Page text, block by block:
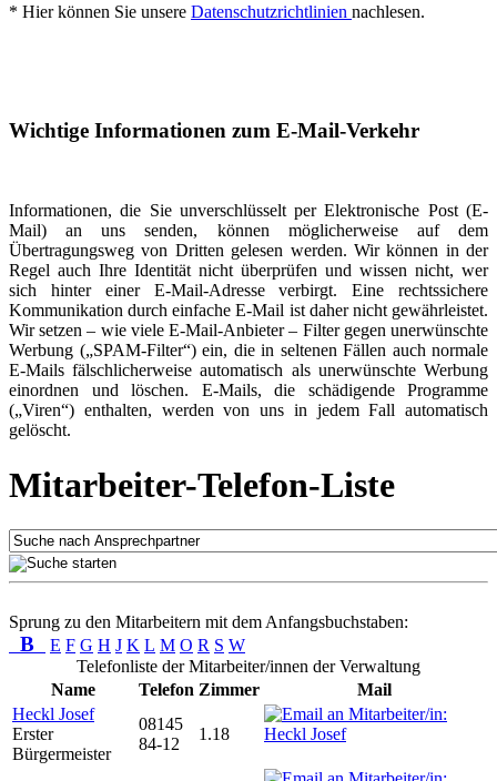
* Hier können Sie unsere Datenschutzrichtlinien nachlesen.
Wichtige Informationen zum E-Mail-Verkehr
Informationen, die Sie unverschlüsselt per Elektronische Post (E-
Mail) an uns senden, können möglicherweise auf dem
Übertragungsweg von Dritten gelesen werden. Wir können in der
Regel auch Ihre Identität nicht überprüfen und wissen nicht, wer
sich hinter einer E-Mail-Adresse verbirgt. Eine rechtssichere
Kommunikation durch einfache E-Mail ist daher nicht gewährleistet.
Wir setzen – wie viele E-Mail-Anbieter – Filter gegen unerwünschte
Werbung („SPAM-Filter“) ein, die in seltenen Fällen auch normale
E-Mails fälschlicherweise automatisch als unerwünschte Werbung
einordnen und löschen. E-Mails, die schädigende Programme
(„Viren“) enthalten, werden von uns in jedem Fall automatisch
gelöscht.
Mitarbeiter-Telefon-Liste
Sprung zu den Mitarbeitern mit dem Anfangsbuchstaben:
B E F G H J K L M O R S W
Telefonliste der Mitarbeiter/innen der Verwaltung
Name
Telefon Zimmer
Mail
Heckl Josef
Erster
Bürgermeister
08145
84-12
1.18